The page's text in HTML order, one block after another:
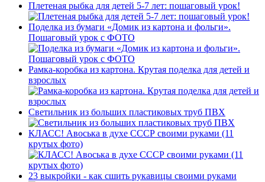
Плетеная рыбка для детей 5-7 лет: пошаговый урок!
Поделка из бумаги «Домик из картона и фольги».
Пошаговый урок с ФОТО
Рамка-коробка из картона. Крутая поделка для детей и
взрослых
Светильник из больших пластиковых труб ПВХ
КЛАСС! Авоська в духе СССР своими руками (11
крутых фото)
23 выкройки - как сшить рукавицы своими руками